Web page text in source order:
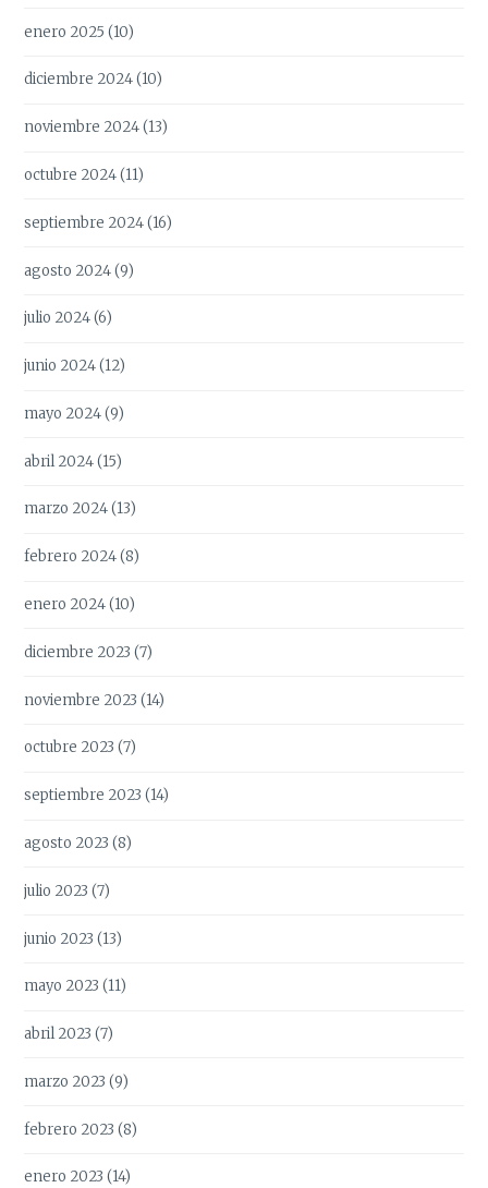
enero 2025 (10)
diciembre 2024(10)
noviembre 2024(13)
octubre 2024(11)
septiembre 2024(16)
agosto 2024(9)
julio 2024(6)
junio 2024(12)
mayo 2024(9)
abril 2024(15)
marzo 2024(13)
febrero 2024(8)
enero 2024(10)
diciembre 2023 (7)
noviembre 2023 (14)
octubre 2023 (7)
septiembre 2023 (14)
agosto 2023 (8)
julio 2023 (7)
junio 2023 (13)
mayo 2023 (11)
abril 2023 (7)
marzo 2023 (9)
febrero 2023 (8)
enero 2023 (14)